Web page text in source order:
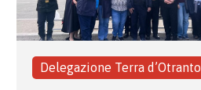
Delegazione Terra d’Otranto